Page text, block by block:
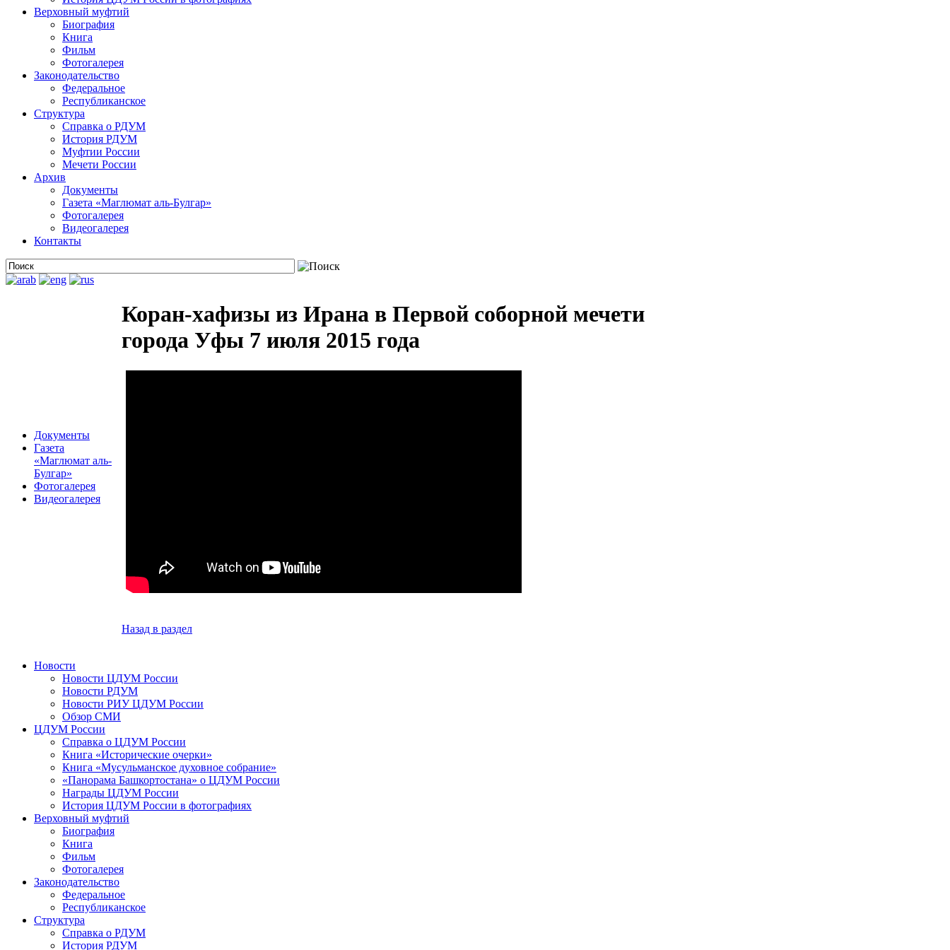
Верховный муфтий
Биография
Книга
Фильм
Фотогалерея
Законодательство
Федеральное
Республиканское
Структура
Справка о РДУМ
История РДУМ
Муфтии России
Мечети России
Архив
Документы
Газета «Маглюмат аль-Булгар»
Фотогалерея
Видеогалерея
Контакты
Документы
Газета
«Маглюмат аль-
Булгар»
Фотогалерея
Видеогалерея
Коран-хафизы из Ирана в Первой соборной мечети
города Уфы 7 июля 2015 года
Назад в раздел
Новости
Новости ЦДУМ России
Новости РДУМ
Новости РИУ ЦДУМ России
Обзор СМИ
ЦДУМ России
Справка о ЦДУМ России
Книга «Исторические очерки»
Книга «Мусульманское духовное собрание»
«Панорама Башкортостана» о ЦДУМ России
Награды ЦДУМ России
История ЦДУМ России в фотографиях
Верховный муфтий
Биография
Книга
Фильм
Фотогалерея
Законодательство
Федеральное
Республиканское
Структура
Справка о РДУМ
История РДУМ